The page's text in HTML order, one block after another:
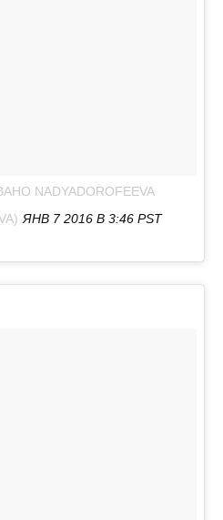
NADYADOROFEEVA
ЯНВ 7 2016 В 3:46 PST